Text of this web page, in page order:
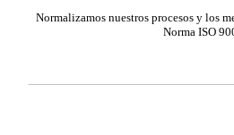
Normalizamos nuestros procesos y los
Norma ISO